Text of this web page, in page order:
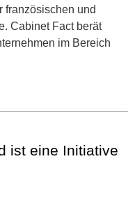
französischen und
Cabinet Fact berät
im Bereich
ist eine Initiative